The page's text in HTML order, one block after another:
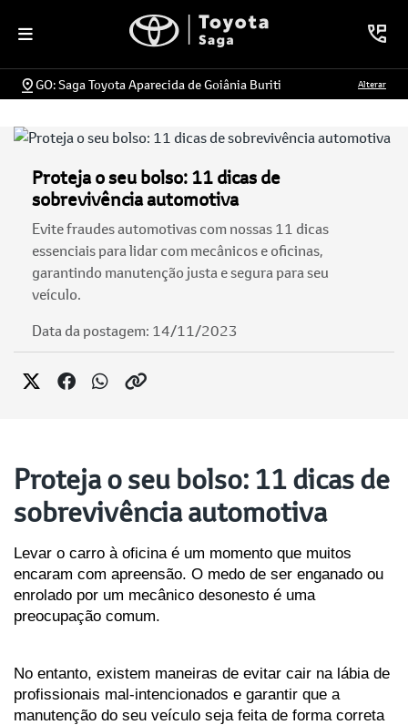
GO: Saga Toyota Aparecida de Goiânia Buriti Alterar
Proteja o seu bolso: 11 dicas de
sobrevivência automotiva
Evite fraudes automotivas com nossas 11 dicas
essenciais para lidar com mecânicos e oficinas,
garantindo manutenção justa e segura para seu
veículo.
Data da postagem: 14/11/2023
Proteja o seu bolso: 11 dicas de
sobrevivência automotiva
Levar o carro à oficina é um momento que muitos
encaram com apreensão. O medo de ser enganado ou
enrolado por um mecânico desonesto é uma
preocupação comum.
No entanto, existem maneiras de evitar cair na lábia de
profissionais mal-intencionados e garantir que a
manutenção do seu veículo seja feita de forma correta